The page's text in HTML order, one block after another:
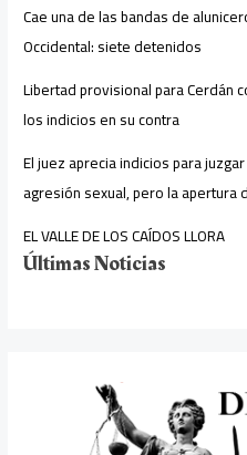
Cae una de las bandas de
Occidental: siete detenidos
Libertad provisional para Cerdán
los indicios en su contra
El juez aprecia indicios para
agresión sexual, pero la apertura
EL VALLE DE LOS CAÍDOS LLORA
Últimas Noticias